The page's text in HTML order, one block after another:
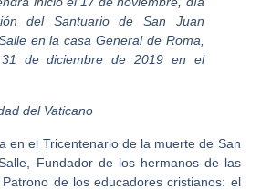
del Santuario de San Juan
en la casa General de Roma,
de diciembre de 2019 en el
del Vaticano
en el Tricentenario de la muerte de San
Fundador de los hermanos de las
de los educadores cristianos: el